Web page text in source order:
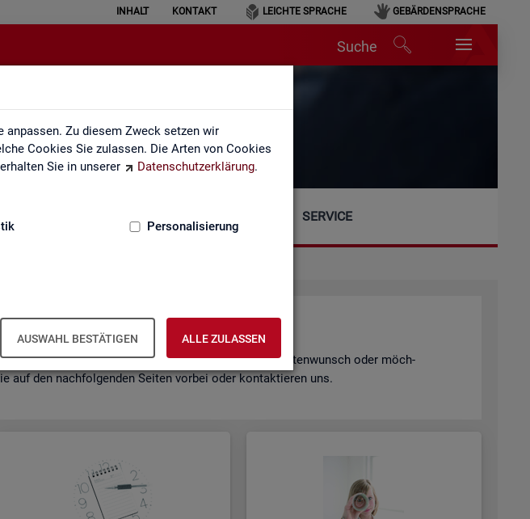
anpassen. Zu diesem Zweck setzen wir
Cookies Sie zulassen. Die Arten von Cookies
Sie in unserer
Datenschutzerklärung.
Personalisierung
AUSWAHL BESTÄTIGEN ALLE ZULASSEN
INHALT KONTAKT LEICHTE SPRACHE GEBÄRDENSPRACHE
Suche
SERVICE
(nachBe­darf). Haben Sie Fra­gen, einen spe­zi­el­len Da­ten­wunsch oder möch­
auf den nach­fol­gen­den Sei­ten vor­bei oder kon­tak­tie­ren uns.